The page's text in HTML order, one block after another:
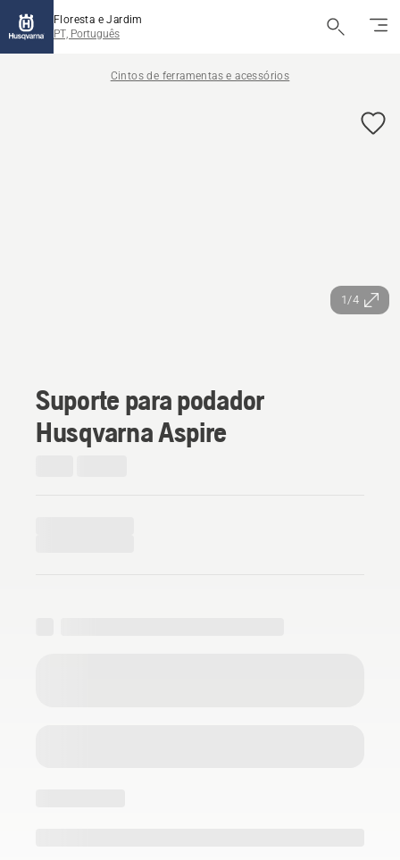
Floresta e Jardim
PT, Português
Cintos de ferramentas e acessórios
1/4
Suporte para podador
Husqvarna Aspire